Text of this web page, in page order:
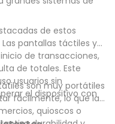
de estos
pantallas táctiles y
de transacciones,
de totales. Este
usuarios sin
el dispositivo con
son muy portátiles
fácilmente, lo que las
quioscos o